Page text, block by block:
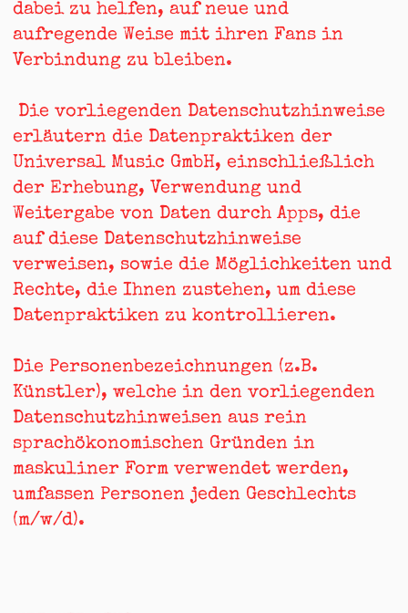
dabei zu helfen, auf neue und
aufregende Weise mit ihren Fans in
Verbindung zu bleiben.
Die vorliegenden Datenschutzhinweise
erläutern die Datenpraktiken der
Universal Music GmbH, einschließlich
der Erhebung, Verwendung und
Weitergabe von Daten durch Apps, die
auf diese Datenschutzhinweise
verweisen, sowie die Möglichkeiten und
Rechte, die Ihnen zustehen, um diese
Datenpraktiken zu kontrollieren.
Die Personenbezeichnungen (z.B.
Künstler), welche in den vorliegenden
Datenschutzhinweisen aus rein
sprachökonomischen Gründen in
maskuliner Form verwendet werden,
umfassen Personen jeden Geschlechts
(m/w/d).